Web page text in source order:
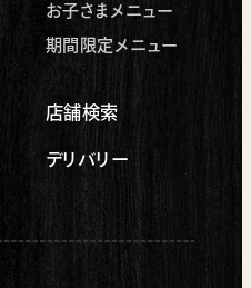
お子さまメニュー
期間限定メニュー
店舗検索
デリバリー